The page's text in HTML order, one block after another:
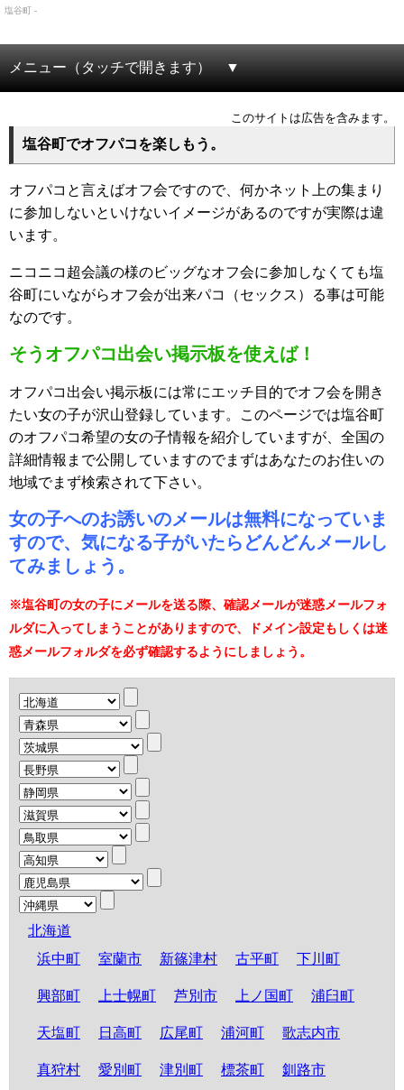
塩谷町 -
メニュー（タッチで開きます）
このサイトは広告を含みます。
塩谷町でオフパコを楽しもう。
オフパコと言えばオフ会ですので、何かネット上の集まり
に参加しないといけないイメージがあるのですが実際は違
います。
ニコニコ超会議の様のビッグなオフ会に参加しなくても塩
谷町にいながらオフ会が出来パコ（セックス）る事は可能
なのです。
そうオフパコ出会い掲示板を使えば！
オフパコ出会い掲示板には常にエッチ目的でオフ会を開き
たい女の子が沢山登録しています。このページでは塩谷町
のオフパコ希望の女の子情報を紹介していますが、全国の
詳細情報まで公開していますのでまずはあなたのお住いの
地域でまず検索されて下さい。
女の子へのお誘いのメールは無料になっていま
すので、気になる子がいたらどんどんメールし
てみましょう。
※塩谷町の女の子にメールを送る際、確認メールが迷惑メールフォ
ルダに入ってしまうことがありますので、ドメイン設定もしくは迷
惑メールフォルダを必ず確認するようにしましょう。
北海道
浜中町
室蘭市 新篠津村 古平町 下川町
興部町 上士幌町 芦別市 上ノ国町 浦臼町
天塩町 日高町 広尾町 浦河町 歌志内市
真狩村 愛別町 津別町 標茶町 釧路市